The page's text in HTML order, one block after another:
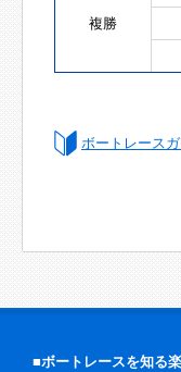
複勝
ボートレース
■ボートレースを知る